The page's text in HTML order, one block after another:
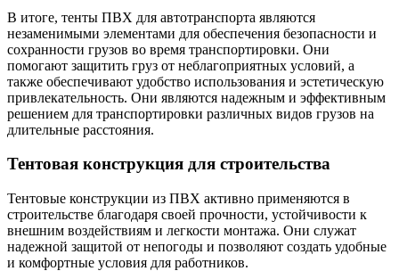
В итоге, тенты ПВХ для автотранспорта являются
незаменимыми элементами для обеспечения безопасности и
сохранности грузов во время транспортировки. Они
помогают защитить груз от неблагоприятных условий, а
также обеспечивают удобство использования и эстетическую
привлекательность. Они являются надежным и эффективным
решением для транспортировки различных видов грузов на
длительные расстояния.
Тентовая конструкция для строительства
Тентовые конструкции из ПВХ активно применяются в
строительстве благодаря своей прочности, устойчивости к
внешним воздействиям и легкости монтажа. Они служат
надежной защитой от непогоды и позволяют создать удобные
и комфортные условия для работников.